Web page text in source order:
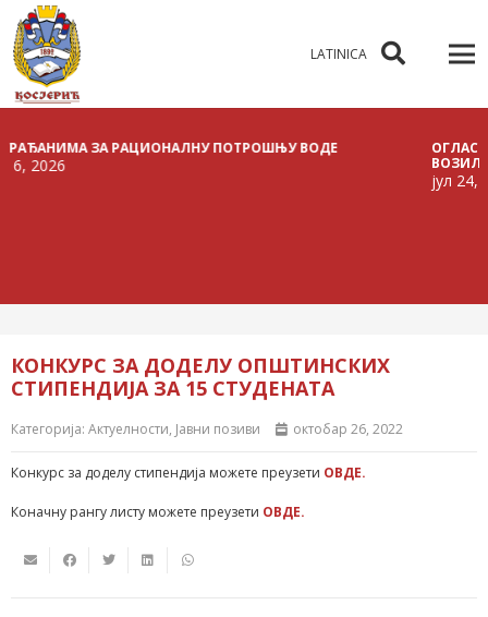
LATINICA
ЗА РАЦИОНАЛНУ ПОТРОШЊУ ВОДЕ
ОГЛАС О
ВОЗИЛА
јул 24, 2026
КОНКУРС ЗА ДОДЕЛУ ОПШТИНСКИХ
СТИПЕНДИЈА ЗА 15 СТУДЕНАТА
Категорија: Актуелности, Јавни позиви октобар 26, 2022
Конкурс за доделу стипендија можете преузети ОВДЕ.
Коначну рангу листу можете преузети ОВДЕ.